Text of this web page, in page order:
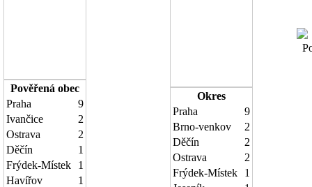
Pověřená obec
Praha
9
Ivančice
2
Ostrava
2
Děčín
1
Frýdek-Místek
1
Havířov
1
Okres
Praha
9
Brno-venkov
2
Děčín
2
Ostrava
2
Frýdek-Místek
1